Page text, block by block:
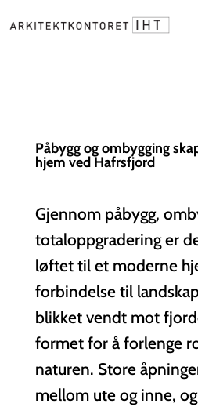
Påbygg og ombygging
hjem ved Hafrsfjord
Gjennom påbygg,
totaloppgradering er
løftet til et moderne
forbindelse til
blikket vendt mot
formet for å forlenge
naturen. Store
mellom ute og inne,